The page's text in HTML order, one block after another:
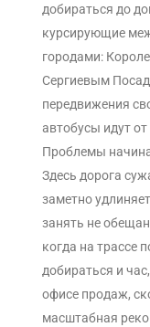
добираться до
курсирующие
городами:
Сергиевым
передвижения
автобусы идут
Проблемы
Здесь дорога
заметно
занять не
когда на трассе
добираться и
офисе продаж,
масштабная